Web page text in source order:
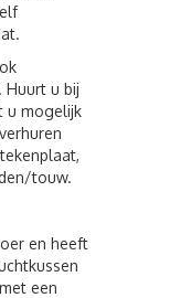
Huurt u bij
u mogelijk
touw.
en heeft
een